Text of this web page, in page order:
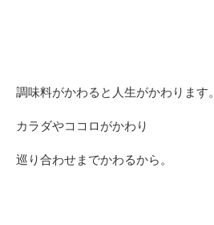
調味料がかわると人生がかわります。
カラダやココロがかわり
巡り合わせまでかわるから。